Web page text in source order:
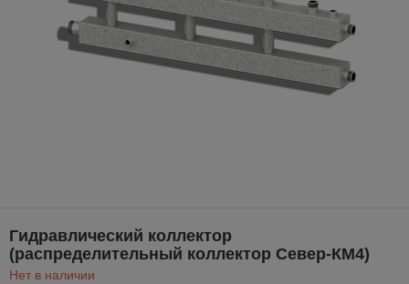
Гидравлический коллектор
(распределительный коллектор Север-КМ4)
Нет в наличии